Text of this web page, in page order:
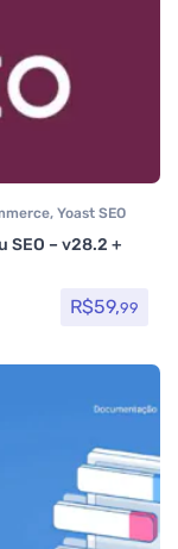
, Yoast SEO
SEO – v28.2 +
R$59,99